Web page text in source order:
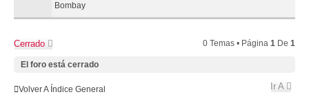
Bombay
Cerrado 0 Temas • Página 1 De 1
El foro está cerrado
Volver A Índice General Ir A